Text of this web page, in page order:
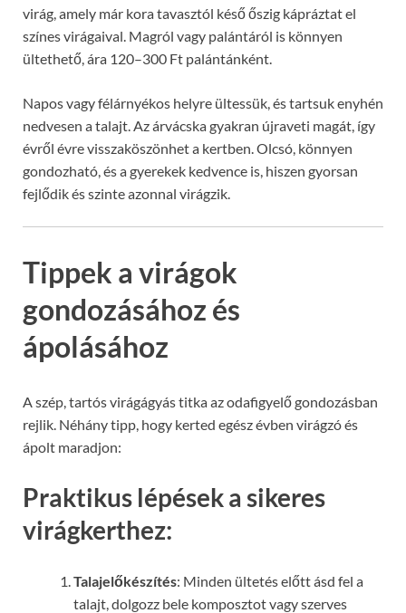
virág, amely már kora tavasztól késő őszig kápráztat el
színes virágaival. Magról vagy palántáról is könnyen
ültethető, ára 120–300 Ft palántánként.
Napos vagy félárnyékos helyre ültessük, és tartsuk enyhén
nedvesen a talajt. Az árvácska gyakran újraveti magát, így
évről évre visszaköszönhet a kertben. Olcsó, könnyen
gondozható, és a gyerekek kedvence is, hiszen gyorsan
fejlődik és szinte azonnal virágzik.
Tippek a virágok
gondozásához és
ápolásához
A szép, tartós virágágyás titka az odafigyelő gondozásban
rejlik. Néhány tipp, hogy kerted egész évben virágzó és
ápolt maradjon:
Praktikus lépések a sikeres
virágkerthez:
Talajelőkészítés: Minden ültetés előtt ásd fel a
talajt, dolgozz bele komposztot vagy szerves